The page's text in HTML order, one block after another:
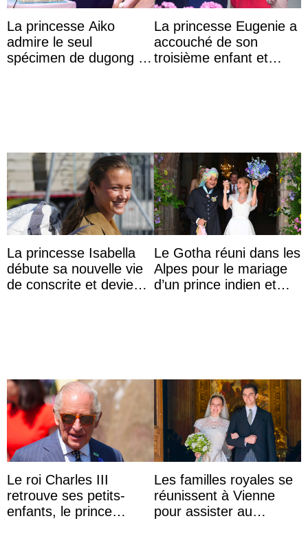
La princesse Aiko
admire le seul
spécimen de dugong en
La princesse Eugenie a
accouché de son
troisième enfant et
La princesse Isabella
débute sa nouvelle vie
de conscrite et devient
Le Gotha réuni dans les
Alpes pour le mariage
d’un prince indien et
Le roi Charles III
retrouve ses petits-
enfants, le prince
Les familles royales se
réunissent à Vienne
pour assister au